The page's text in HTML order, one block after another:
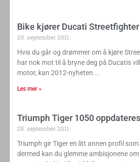
Bike kjører Ducati
29. september 2011
Hvis du går og drømmer om å kjøre
har nok mot til å bryne deg på Ducatis
motor, kan 2012-nyheten
Les mer »
Triumph Tiger 1050 oppdateres
28. september 2011
Triumph gir Tiger en litt annen profil
dermed kan du glemme ambisjonene om